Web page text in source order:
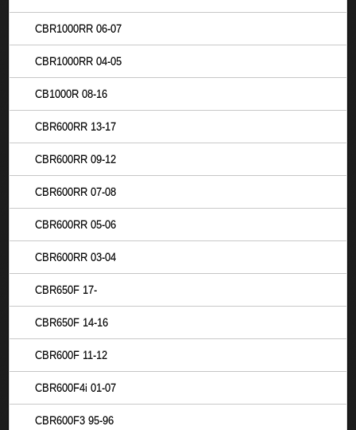
CBR1000RR 06-07
CBR1000RR 04-05
CB1000R 08-16
CBR600RR 13-17
CBR600RR 09-12
CBR600RR 07-08
CBR600RR 05-06
CBR600RR 03-04
CBR650F 17-
CBR650F 14-16
CBR600F 11-12
CBR600F4i 01-07
CBR600F3 95-96